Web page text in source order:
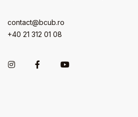
contact@bcub.ro
+40 21 312 01 08